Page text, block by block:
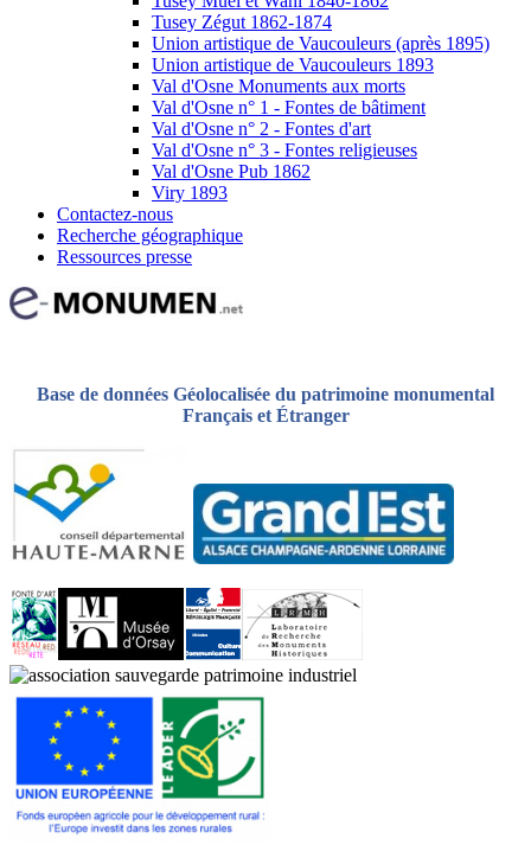
Tusey Zégut 1862-1874
Union artistique de Vaucouleurs (après 1895)
Union artistique de Vaucouleurs 1893
Val d'Osne Monuments aux morts
Val d'Osne n° 1 - Fontes de bâtiment
Val d'Osne n° 2 - Fontes d'art
Val d'Osne n° 3 - Fontes religieuses
Val d'Osne Pub 1862
Viry 1893
Contactez-nous
Recherche géographique
Ressources presse
Base de données Géolocalisée du patrimoine monumental
Français et Étranger